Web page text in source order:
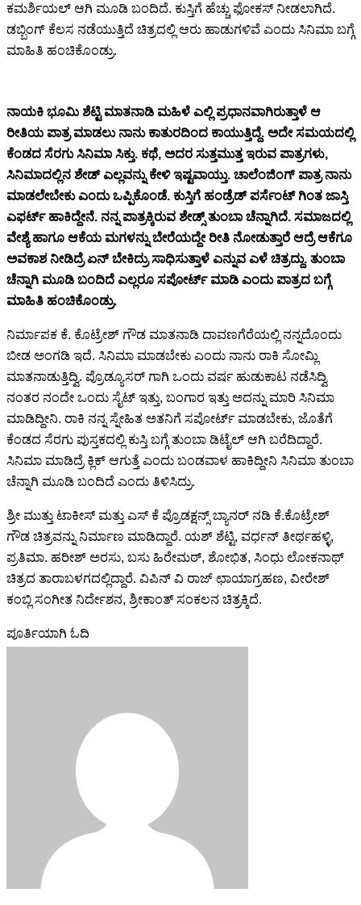
ಕಮರ್ಶಿಯಲ್ ಆಗಿ ಮೂಡಿ ಬಂದಿದೆ. ಕುಸ್ತಿಗೆ ಹೆಚ್ಚು ಫೋಕಸ್ ನೀಡಲಾಗಿದೆ.
ಡಬ್ಬಿಂಗ್ ಕೆಲಸ ನಡೆಯುತ್ತಿದೆ ಚಿತ್ರದಲ್ಲಿ ಆರು ಹಾಡುಗಳಿವೆ ಎಂದು ಸಿನಿಮಾ ಬಗ್ಗೆ
ಮಾಹಿತಿ ಹಂಚಿಕೊಂಡ್ರು.
ನಾಯಕಿ ಭೂಮಿ ಶೆಟ್ಟಿ ಮಾತನಾಡಿ ಮಹಿಳೆ ಎಲ್ಲಿ ಪ್ರಧಾನವಾಗಿರುತ್ತಾಳೆ ಆ
ರೀತಿಯ ಪಾತ್ರ ಮಾಡಲು ನಾನು ಕಾತುರದಿಂದ ಕಾಯುತ್ತಿದ್ದೆ. ಅದೇ ಸಮಯದಲ್ಲಿ
ಕೆಂಡದ ಸೆರಗು ಸಿನಿಮಾ ಸಿಕ್ತು. ಕಥೆ, ಅದರ ಸುತ್ತಮುತ್ತ ಇರುವ ಪಾತ್ರಗಳು,
ಸಿನಿಮಾದಲ್ಲಿನ ಶೇಡ್ ಎಲ್ಲವನ್ನು ಕೇಳಿ ಇಷ್ಟವಾಯ್ತು. ಚಾಲೆಂಜಿಂಗ್ ಪಾತ್ರ ನಾನು
ಮಾಡಲೇಬೇಕು ಎಂದು ಒಪ್ಪಿಕೊಂಡೆ. ಕುಸ್ತಿಗೆ ಹಂಡ್ರೆಡ್ ಪರ್ಸೆಂಟ್ ಗಿಂತ ಜಾಸ್ತಿ
ಎಫರ್ಟ್ ಹಾಕಿದ್ದೇನೆ. ನನ್ನ ಪಾತ್ರಕ್ಕಿರುವ ಶೇಡ್ಸ್ ತುಂಬಾ ಚೆನ್ನಾಗಿದೆ. ಸಮಾಜದಲ್ಲಿ
ವೇಶ್ಯೆ ಹಾಗೂ ಆಕೆಯ ಮಗಳನ್ನು ಬೇರೆಯದ್ದೇ ರೀತಿ ನೋಡುತ್ತಾರೆ ಆದ್ರೆ ಆಕೆಗೂ
ಅವಕಾಶ ನೀಡಿದ್ರೆ ಏನ್ ಬೇಕಿದ್ರು ಸಾಧಿಸುತ್ತಾಳೆ ಎನ್ನುವ ಎಳೆ ಚಿತ್ರದ್ದು. ತುಂಬಾ
ಚೆನ್ನಾಗಿ ಮೂಡಿ ಬಂದಿದೆ ಎಲ್ಲರೂ ಸಪೋರ್ಟ್ ಮಾಡಿ ಎಂದು ಪಾತ್ರದ ಬಗ್ಗೆ
ಮಾಹಿತಿ ಹಂಚಿಕೊಂಡ್ರು.
ನಿರ್ಮಾಪಕ ಕೆ. ಕೊಟ್ರೇಶ್ ಗೌಡ ಮಾತನಾಡಿ ದಾವಣಗೆರೆಯಲ್ಲಿ ನನ್ನದೊಂದು
ಬೀಡ ಅಂಗಡಿ ಇದೆ. ಸಿನಿಮಾ ಮಾಡಬೇಕು ಎಂದು ನಾನು ರಾಕಿ ಸೋಮ್ಲಿ
ಮಾತನಾಡುತ್ತಿದ್ವಿ. ಪ್ರೊಡ್ಯೂಸರ್ ಗಾಗಿ ಒಂದು ವರ್ಷ ಹುಡುಕಾಟ ನಡೆಸಿದ್ವಿ
ನಂತರ ನಂದೇ ಒಂದು ಸೈಟ್ ಇತ್ತು, ಬಂಗಾರ ಇತ್ತು ಅದನ್ನು ಮಾರಿ ಸಿನಿಮಾ
ಮಾಡಿದ್ದೀನಿ. ರಾಕಿ ನನ್ನ ಸ್ನೇಹಿತ ಅತನಿಗೆ ಸಪೋರ್ಟ್ ಮಾಡಬೇಕು, ಜೊತೆಗೆ
ಕೆಂಡದ ಸೆರಗು ಪುಸ್ತಕದಲ್ಲಿ ಕುಸ್ತಿ ಬಗ್ಗೆ ತುಂಬಾ ಡಿಟೈಲ್ ಆಗಿ ಬರೆದಿದ್ದಾರೆ.
ಸಿನಿಮಾ ಮಾಡಿದ್ರೆ ಕ್ಲಿಕ್ ಆಗುತ್ತೆ ಎಂದು ಬಂಡವಾಳ ಹಾಕಿದ್ದೀನಿ ಸಿನಿಮಾ ತುಂಬಾ
ಚೆನ್ನಾಗಿ ಮೂಡಿ ಬಂದಿದೆ ಎಂದು ತಿಳಿಸಿದ್ರು.
ಶ್ರೀ ಮುತ್ತು ಟಾಕೀಸ್ ಮತ್ತು ಎಸ್ ಕೆ ಪ್ರೊಡಕ್ಷನ್ಸ್ ಬ್ಯಾನರ್ ನಡಿ ಕೆ.ಕೊಟ್ರೇಶ್
ಗೌಡ ಚಿತ್ರವನ್ನು ನಿರ್ಮಾಣ ಮಾಡಿದ್ದಾರೆ. ಯಶ್ ಶೆಟ್ಟಿ, ವರ್ಧನ್ ತೀರ್ಥಹಳ್ಳಿ,
ಪ್ರತಿಮಾ. ಹರೀಶ್ ಅರಸು, ಬಸು ಹಿರೇಮಠ್, ಶೋಭಿತ, ಸಿಂಧು ಲೋಕನಾಥ್
ಚಿತ್ರದ ತಾರಾಬಳಗದಲ್ಲಿದ್ದಾರೆ. ವಿಪಿನ್ ವಿ ರಾಜ್ ಛಾಯಾಗ್ರಹಣ, ವೀರೇಶ್
ಕಂಬ್ಲಿ ಸಂಗೀತ ನಿರ್ದೇಶನ, ಶ್ರೀಕಾಂತ್ ಸಂಕಲನ ಚಿತ್ರಕ್ಕಿದೆ.
ಪೂರ್ತಿಯಾಗಿ ಓದಿ